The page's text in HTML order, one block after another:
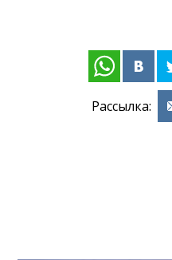
Рассылка: